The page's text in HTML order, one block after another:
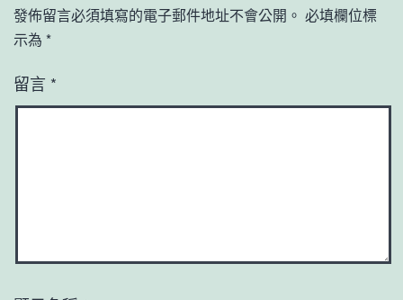
發佈留言必須填寫的電子郵件地址不會公開。 必填欄位標
示為 *
留言 *